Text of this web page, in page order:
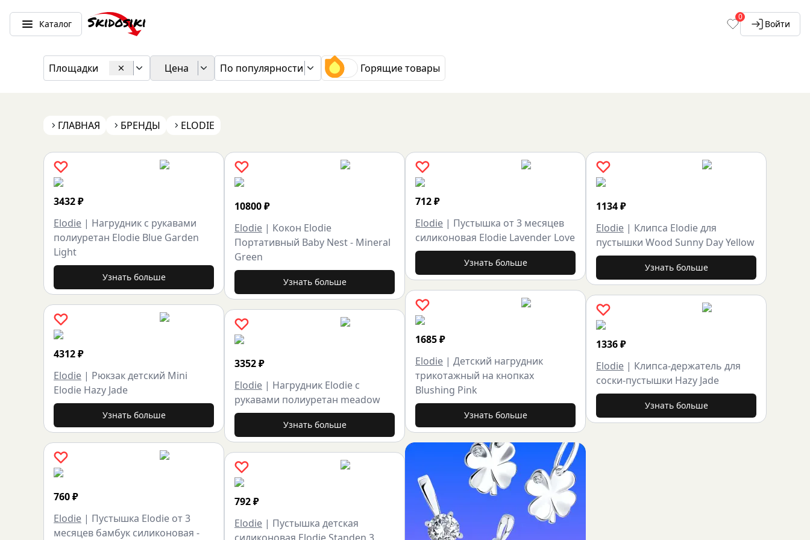
Каталог
0
Войти
Площадки Цена По популярности Горящие товары
ГЛАВНАЯ БРЕНДЫ ELODIE
3432₽
Elodie | Нагрудник с рукавами
полиуретан Elodie Blue Garden
Light
Узнать больше
4312₽
Elodie | Рюкзак детский Mini
Elodie Hazy Jade
Узнать больше
760₽
Elodie | Пустышка Elodie от 3
месяцев бамбук силиконовая -
10800₽
Elodie | Кокон Elodie
Портативный Baby Nest - Mineral
Green
Узнать больше
3352₽
Elodie | Нагрудник Elodie с
рукавами полиуретан meadow
Узнать больше
792₽
Elodie | Пустышка детская
712₽
Elodie | Пустышка от 3 месяцев
силиконовая Elodie Lavender Love
Узнать больше
1685₽
Elodie | Детский нагрудник
трикотажный на кнопках
Blushing Pink
Узнать больше
1134₽
Elodie | Клипса Elodie для
пустышки Wood Sunny Day Yellow
Узнать больше
1336₽
Elodie | Клипса-держатель для
соски-пустышки Hazy Jade
Узнать больше